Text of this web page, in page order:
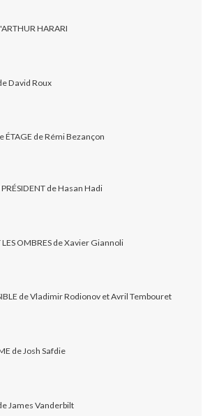
HARARI
David Roux
ÉTAGE de Rémi Bezançon
de Hasan Hadi
LES OMBRES de Xavier Giannoli
de Vladimir Rodionov et Avril Tembouret
de Josh Safdie
James Vanderbilt